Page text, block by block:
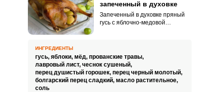
запеченный в духовке
Запеченный в духовке пряный
гусь с яблочно-медовой
качественную тушку молодого
гуся, так как его мясо более
нежное и вкусное.
ИНГРЕДИЕНТЫ
гусь, яблоки, мёд, прованские травы,
лавровый лист, чеснок сушеный,
перец душистый горошек, перец черный молотый,
болгарский перец сладкий, масло растительное,
соль